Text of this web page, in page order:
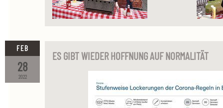
2022
28
FEB
ES GIBT WIEDER HOFFNUNG AUF NORMALITÄT